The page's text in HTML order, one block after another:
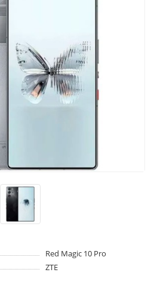
Red Magic 10 Pro
ZTE